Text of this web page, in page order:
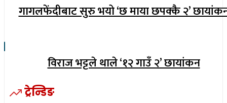
गागलफेंदीबाट सुरु भयो ‘छ माया छपक्कै २’
विराज भट्टले थाले ‘१२ गाउँ २’ छायांकन
ट्रेन्डिङ